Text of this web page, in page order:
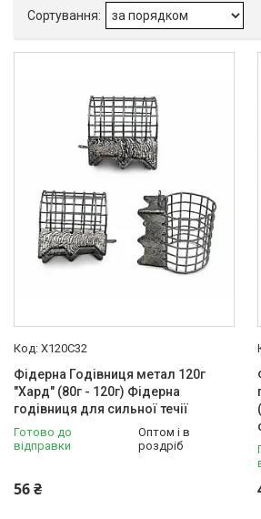
Наявність
Годівниця 14
Вид годівниці
Сітчасті/клітини 17
Конструкція
Відкрита 17
Форма
Метал
Наявність грузила
Так 17
Країна виробник
Виробник
X120C32
Фідерна Годівниця метал 120г
"Хард" (80г - 120г) Фідерна
годівниця для сильної течії
Готово до
відправки
Оптом і в
роздріб
56 ₴